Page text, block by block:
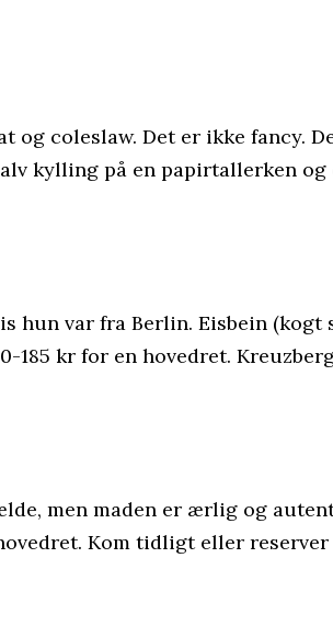
coleslaw. Det er ikke fancy.
kylling på en papirtallerken og
hun var fra Berlin. Eisbein (kogt
185 kr for en hovedret.
men maden er ærlig og
Kom tidligt eller